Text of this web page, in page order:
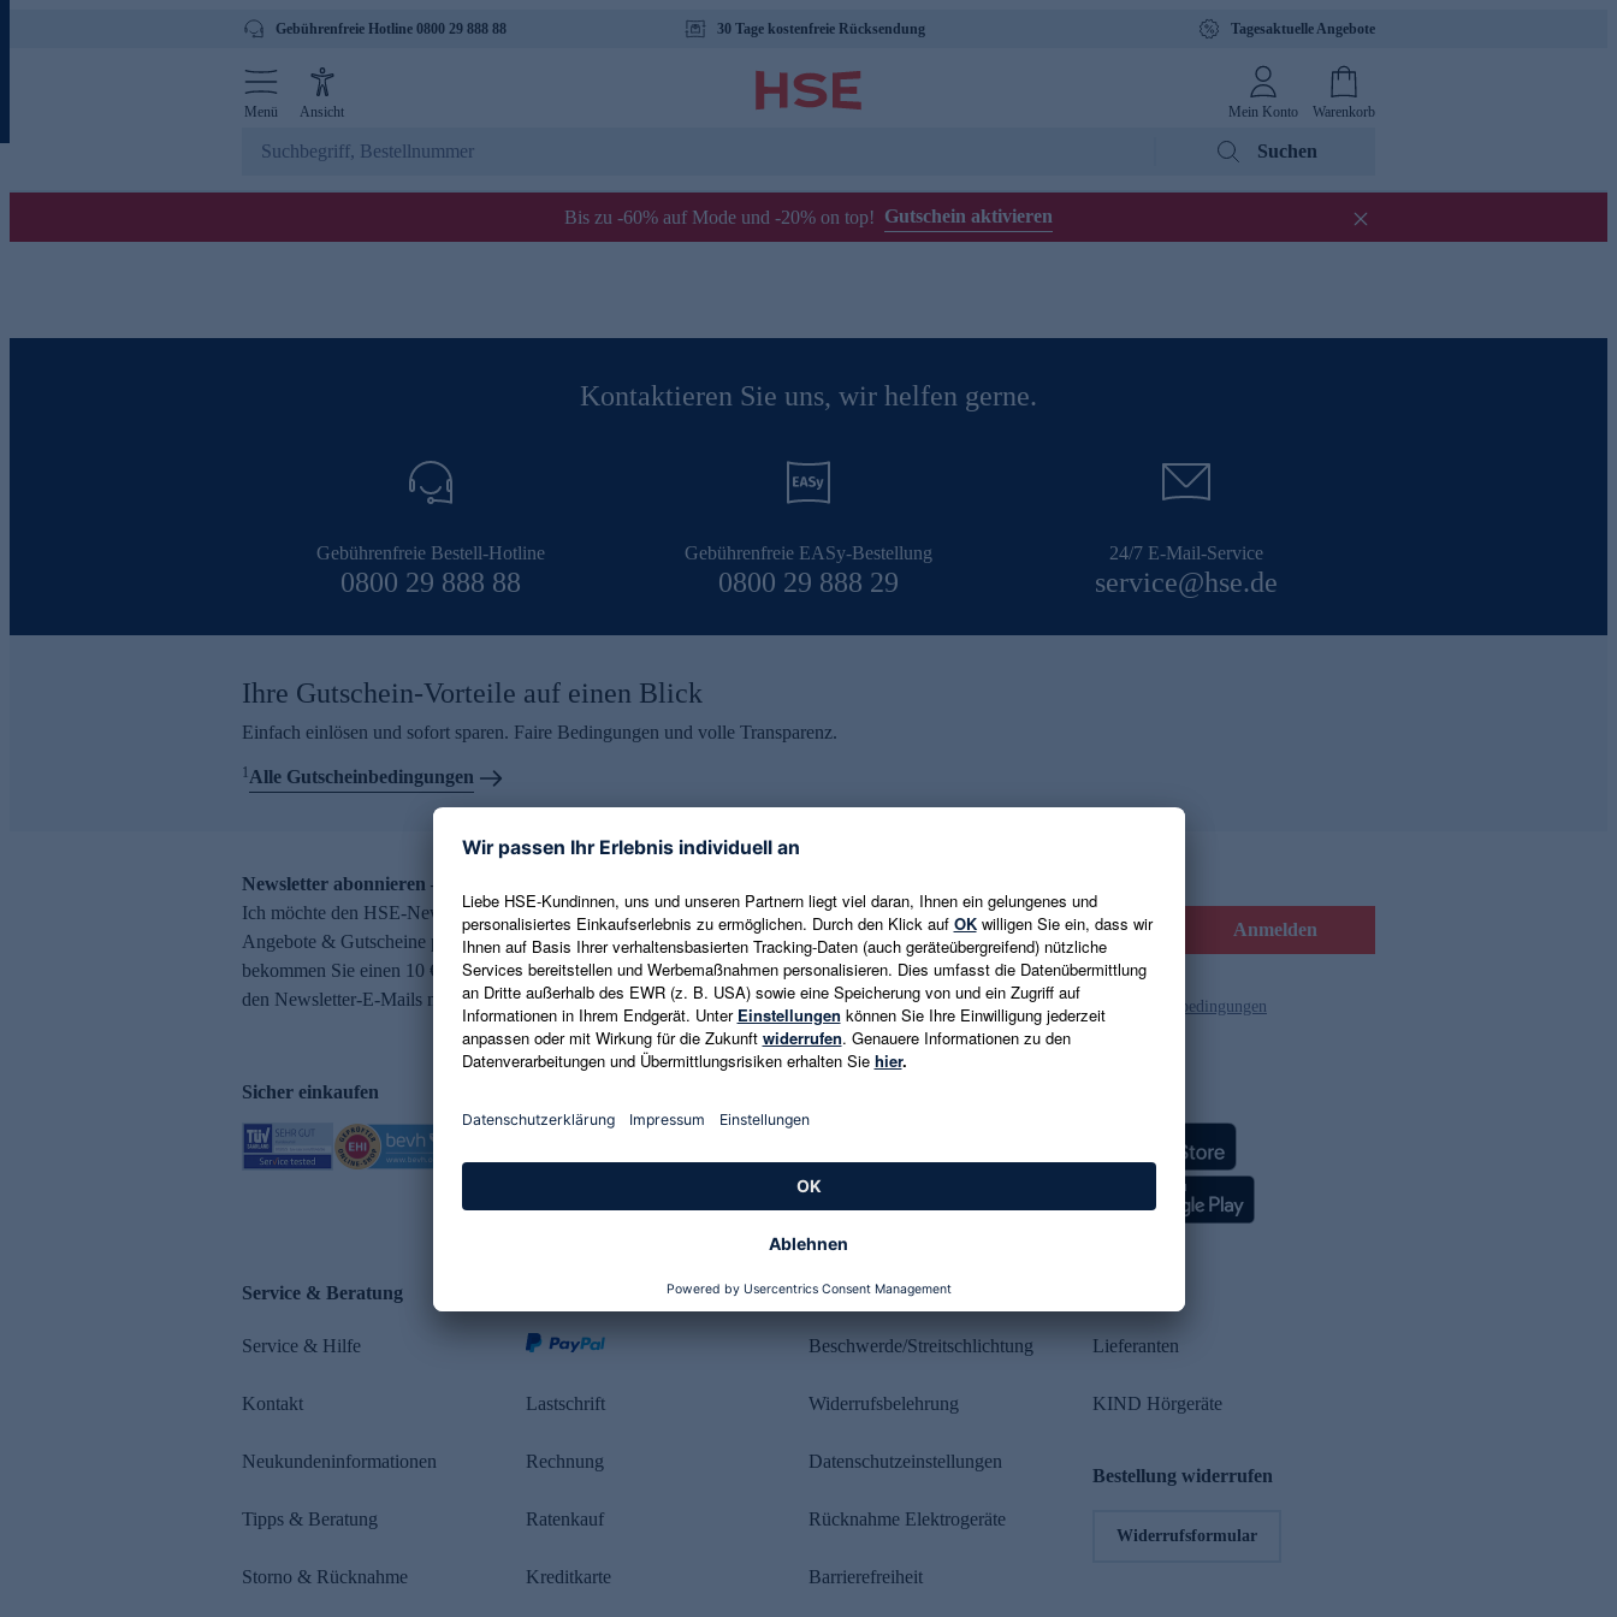
Gebührenfreie Hotline 0800 29 888 88 30 Tage kostenfreie Rücksendung Tagesaktuelle Angebote
Menü Ansicht Mein Konto Warenkorb
Suchen
Bis zu -60% auf Mode und -20% on top! Gutschein aktivieren
Kontaktieren Sie uns, wir helfen gerne.
Gebührenfreie Bestell-Hotline
0800 29 888 88
Gebührenfreie EASy-Bestellung
0800 29 888 29
24/7 E-Mail-Service
service@hse.de
Ihre Gutschein-Vorteile auf einen Blick
Einfach einlösen und sofort sparen. Faire Bedingungen und volle Transparenz.
1Alle Gutscheinbedingungen
Newsletter abonnieren – 10 € Gutschein erhalten
Ich möchte den HSE-Newsletter abonnieren und aktuelle Trends,
Angebote & Gutscheine per E-Mail erhalten. Als Dankeschön
bekommen Sie einen 10 € Gutschein. Eine Abmeldung ist jederzeit in
den Newsletter-E-Mails möglich.
E-Mail-Adresse eingeben Anmelden
Es gelten die Datenschutzrichtlinien und die Gutscheinbedingungen
Sicher einkaufen
Service & Beratung
Service & Hilfe
Kontakt
Neukundeninformationen
Tipps & Beratung
Storno & Rücknahme
Lastschrift
Rechnung
Ratenkauf
Kreditkarte
Rechtliches
Beschwerde/Streitschlichtung
Widerrufsbelehrung
Datenschutzeinstellungen
Rücknahme Elektrogeräte
Barrierefreiheit
Lieferanten
KIND Hörgeräte
Bestellung widerrufen
Widerrufsformular